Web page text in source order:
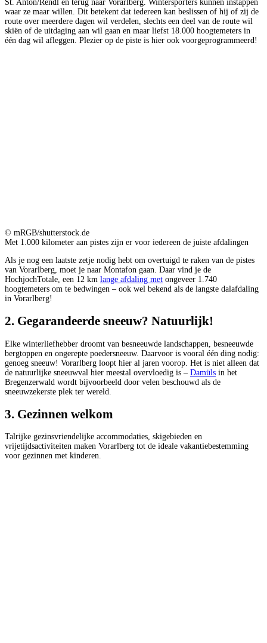
St. Anton/Rendl en terug naar Vorarlberg. Wintersporters kunnen instappen
waar ze maar willen. Dit betekent dat iedereen kan beslissen of hij of zij de
route over meerdere dagen wil verdelen, slechts een deel van de route wil
skiën of de uitdaging aan wil gaan en maar liefst 18.000 hoogtemeters in
één dag wil afleggen. Plezier op de piste is hier ook voorgeprogrammeerd!
© mRGB/shutterstock.de
Met 1.000 kilometer aan pistes zijn er voor iedereen de juiste afdalingen
Als je nog een laatste zetje nodig hebt om overtuigd te raken van de pistes
van Vorarlberg, moet je naar Montafon gaan. Daar vind je de
HochjochTotale, een 12 km lange afdaling met ongeveer 1.740
hoogtemeters om te bedwingen – ook wel bekend als de langste dalafdaling
in Vorarlberg!
2. Gegarandeerde sneeuw? Natuurlijk!
Elke winterliefhebber droomt van besneeuwde landschappen, besneeuwde
bergtoppen en ongerepte poedersneeuw. Daarvoor is vooral één ding nodig:
genoeg sneeuw! Vorarlberg loopt hier al jaren voorop. Het is niet alleen dat
de natuurlijke sneeuwval hier meestal overvloedig is – Damüls in het
Bregenzerwald wordt bijvoorbeeld door velen beschouwd als de
sneeuwzekerste plek ter wereld.
3. Gezinnen welkom
Talrijke gezinsvriendelijke accommodaties, skigebieden en
vrijetijdsactiviteiten maken Vorarlberg tot de ideale vakantiebestemming
voor gezinnen met kinderen.